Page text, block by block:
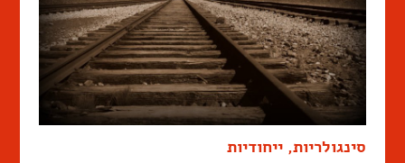
סינגולריות, ייחודיות